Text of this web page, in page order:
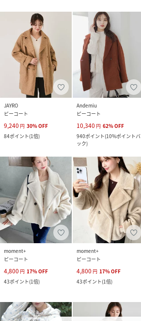
JAYRO
ピーコート
9,240 円 30%OFF
84ポイント(1倍)
Andemiu
ピーコート
10,340 円 62%OFF
940ポイント(10%ポイントバ
ック)
moment+
ピーコート
4,800 円 17%OFF
43ポイント(1倍)
moment+
ピーコート
4,800 円 17%OFF
43ポイント(1倍)